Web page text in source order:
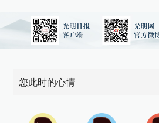
您此时的心情